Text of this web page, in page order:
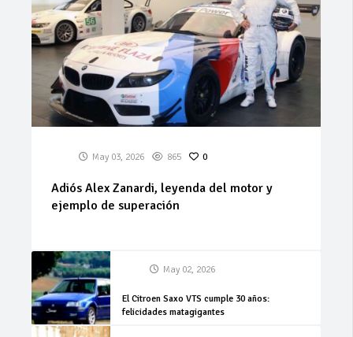
May 03, 2026 865 0
Adiós Alex Zanardi, leyenda del motor y
ejemplo de superación
May 02, 2026
El Citroen Saxo VTS cumple 30 años:
felicidades matagigantes